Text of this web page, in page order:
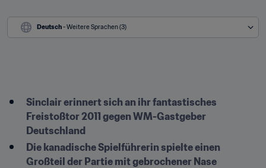
Deutsch - Weitere Sprachen (3)
Sinclair erinnert sich an ihr fantastisches
Freistoßtor 2011 gegen WM-Gastgeber
Deutschland
Die kanadische Spielführerin spielte einen
Großteil der Partie mit gebrochener Nase